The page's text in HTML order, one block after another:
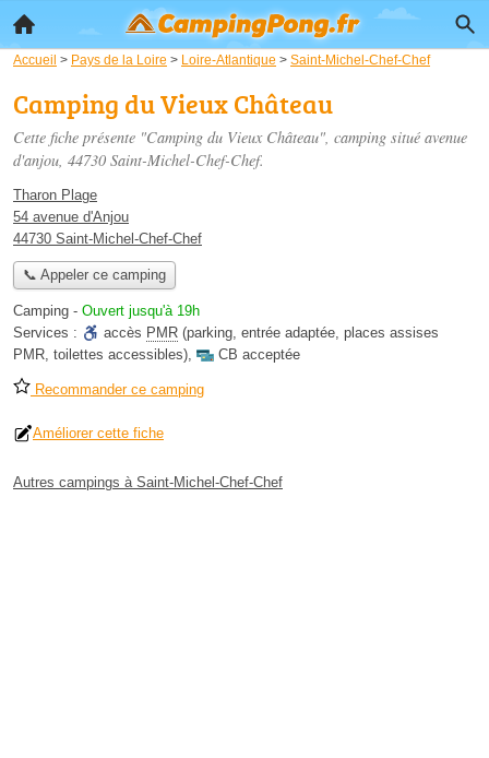
Accueil > Pays de la Loire > Loire-Atlantique > Saint-Michel-Chef-Chef
Camping du Vieux Château
Cette fiche présente "Camping du Vieux Château", camping situé avenue
d'anjou, 44730 Saint-Michel-Chef-Chef.
Tharon Plage
54 avenue d'Anjou
44730 Saint-Michel-Chef-Chef
📞 Appeler ce camping
Camping - Ouvert jusqu'à 19h
Services :
accès PMR (parking, entrée adaptée, places assises
PMR, toilettes accessibles), CB acceptée
Recommander ce camping
Améliorer cette fiche
Autres campings à Saint-Michel-Chef-Chef